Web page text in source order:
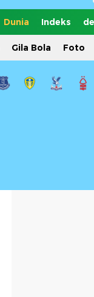
Dunia Indeks
Gila Bola Foto